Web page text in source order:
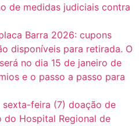
de medidas judiciais contra
Barra 2026: cupons
disponíveis para retirada. O
no dia 15 de janeiro de
e o passo a passo para
sexta-feira (7) doação de
do Hospital Regional de